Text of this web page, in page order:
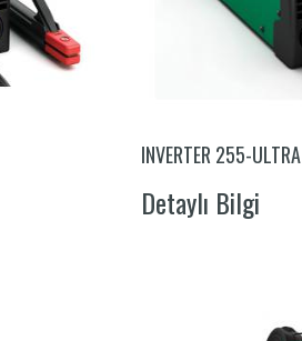
INVERTER 255-ULTRA
Detaylı Bilgi